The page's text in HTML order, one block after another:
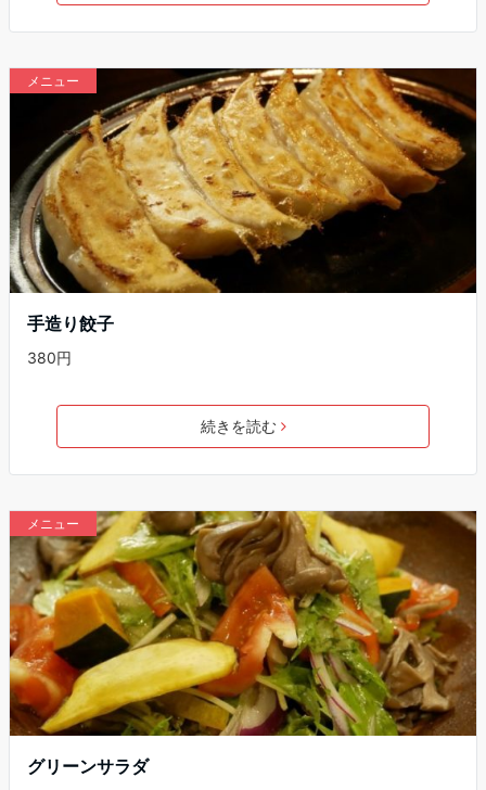
メニュー
手造り餃子
380円
続きを読む
メニュー
グリーンサラダ